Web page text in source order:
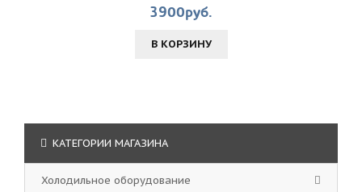
3900руб.
В КОРЗИНУ
КАТЕГОРИИ МАГАЗИНА
Холодильное оборудование